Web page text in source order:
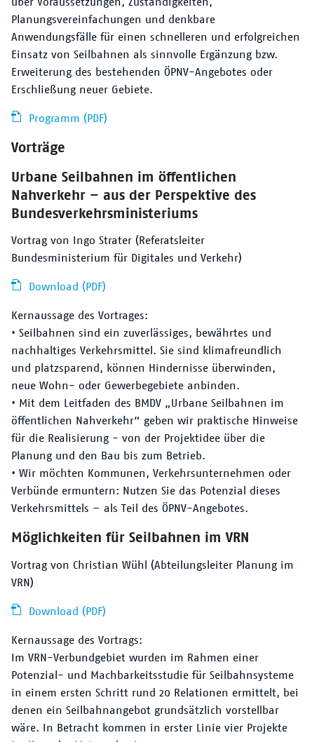
Planungsvereinfachungen und denkbare
Anwendungsfälle für einen schnelleren und erfolgreichen
Einsatz von Seilbahnen als sinnvolle Ergänzung bzw.
Erweiterung des bestehenden ÖPNV-Angebotes oder
Erschließung neuer Gebiete.
Programm (PDF)
Vorträge
Urbane Seilbahnen im öffentlichen
Nahverkehr – aus der Perspektive des
Bundesverkehrsministeriums
Vortrag von Ingo Strater (Referatsleiter
Bundesministerium für Digitales und Verkehr)
Download (PDF)
Kernaussage des Vortrages:
• Seilbahnen sind ein zuverlässiges, bewährtes und
nachhaltiges Verkehrsmittel. Sie sind klimafreundlich
und platzsparend, können Hindernisse überwinden,
neue Wohn- oder Gewerbegebiete anbinden.
• Mit dem Leitfaden des BMDV „Urbane Seilbahnen im
öffentlichen Nahverkehr“ geben wir praktische Hinweise
für die Realisierung - von der Projektidee über die
Planung und den Bau bis zum Betrieb.
• Wir möchten Kommunen, Verkehrsunternehmen oder
Verbünde ermuntern: Nutzen Sie das Potenzial dieses
Verkehrsmittels – als Teil des ÖPNV-Angebotes.
Möglichkeiten für Seilbahnen im VRN
Vortrag von Christian Wühl (Abteilungsleiter Planung im
VRN)
Download (PDF)
Kernaussage des Vortrags:
Im VRN-Verbundgebiet wurden im Rahmen einer
Potenzial- und Machbarkeitsstudie für Seilbahnsysteme
in einem ersten Schritt rund 20 Relationen ermittelt, bei
denen ein Seilbahnangebot grundsätzlich vorstellbar
wäre. In Betracht kommen in erster Linie vier Projekte